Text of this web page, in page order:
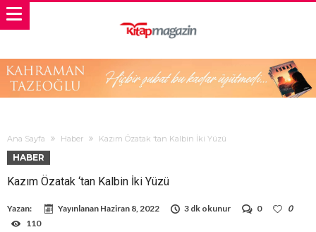
Ana Sayfa Haber Kazım Özatak ‘tan Kalbin İki Yüzü
HABER
Kazım Özatak ‘tan Kalbin İki Yüzü
Yazan: Yayınlanan Haziran 8, 2022 3 dk okunur 0
0
110